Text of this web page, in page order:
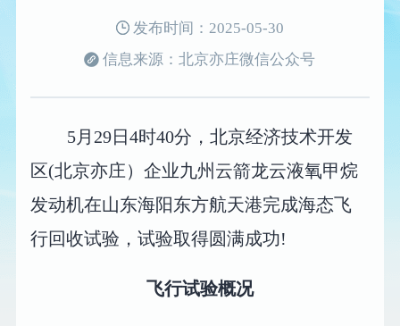
发布时间：2025-05-30
信息来源：北京亦庄微信公众号
5月29日4时40分，北京经济技术开发
区(北京亦庄）企业九州云箭龙云液氧甲烷
发动机在山东海阳东方航天港完成海态飞
行回收试验，试验取得圆满成功!
飞行试验概况